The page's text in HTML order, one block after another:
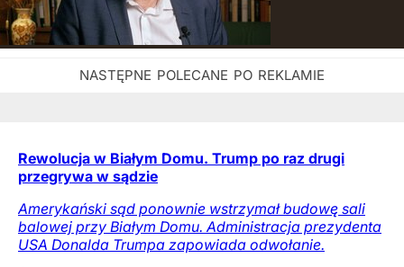
Rewolucja w Białym Domu. Trump po raz drugi
przegrywa w sądzie
Amerykański sąd ponownie wstrzymał budowę sali
balowej przy Białym Domu. Administracja prezydenta
USA Donalda Trumpa zapowiada odwołanie.